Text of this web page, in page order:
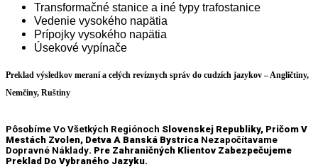
Transformačné stanice a iné typy trafostanice
Vedenie vysokého napätia
Prípojky vysokého napätia
Úsekové vypínače
Preklad výsledkov meraní a celých revíznych správ do cudzích jazykov – Angličtiny,
Nemčiny, Ruštiny
Pôsobíme Vo Všetkých Regiónoch Slovenskej Republiky, Pričom V
Mestách Zvolen, Detva A Banská Bystrica Nezapočítavame
Dopravné Náklady. Pre Zahraničných Klientov Zabezpečujeme
Preklad Do Vybraného Jazyku.